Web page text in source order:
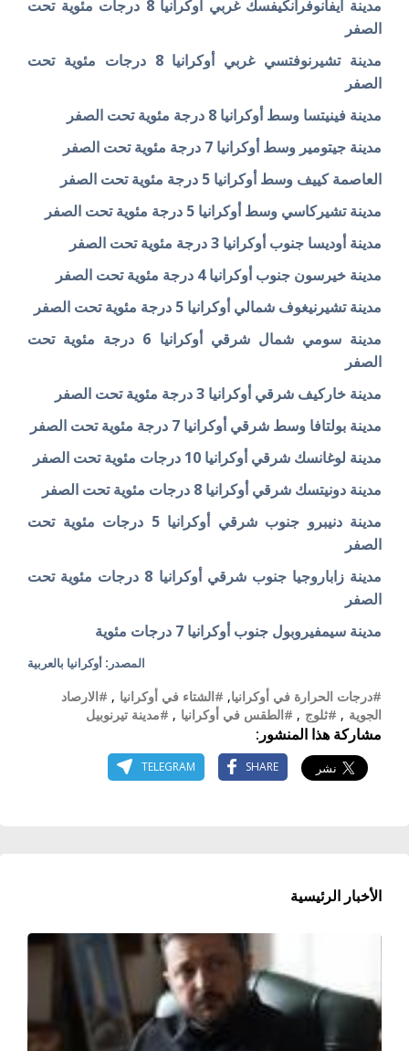
مدينة ايفانوفرانكيفسك غربي أوكرانيا 8 درجات مئوية تحت
الصفر
مدينة تشيرنوفتسي غربي أوكرانيا 8 درجات مئوية تحت
الصفر
مدينة فينيتسا وسط أوكرانيا 8 درجة مئوية تحت الصفر
مدينة جيتومير وسط أوكرانيا 7 درجة مئوية تحت الصفر
العاصمة كييف وسط أوكرانيا 5 درجة مئوية تحت الصفر
مدينة تشيركاسي وسط أوكرانيا 5 درجة مئوية تحت الصفر
مدينة أوديسا جنوب أوكرانيا 3 درجة مئوية تحت الصفر
مدينة خيرسون جنوب أوكرانيا 4 درجة مئوية تحت الصفر
مدينة تشيرنيغوف شمالي أوكرانيا 5 درجة مئوية تحت الصفر
مدينة سومي شمال شرقي أوكرانيا 6 درجة مئوية تحت
الصفر
مدينة خاركيف شرقي أوكرانيا 3 درجة مئوية تحت الصفر
مدينة بولتافا وسط شرقي أوكرانيا 7 درجة مئوية تحت الصفر
مدينة لوغانسك شرقي أوكرانيا 10 درجات مئوية تحت الصفر
مدينة دونيتسك شرقي أوكرانيا 8 درجات مئوية تحت الصفر
مدينة دنيبرو جنوب شرقي أوكرانيا 5 درجات مئوية تحت
الصفر
مدينة زاباروجيا جنوب شرقي أوكرانيا 8 درجات مئوية تحت
الصفر
مدينة سيمفيروبول جنوب أوكرانيا 7 درجات مئوية
المصدر: أوكرانيا بالعربية
#درجات الحرارة في أوكرانيا, #الشتاء في أوكرانيا , #الارصاد
الجوية , #ثلوج , #الطقس في أوكرانيا , #مدينة تيرنوبيل
مشاركة هذا المنشور:
SHARE
TELEGRAM
الأخبار الرئيسية